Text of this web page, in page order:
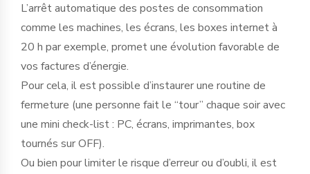
L’arrêt automatique des postes de consommation
comme les machines, les écrans, les boxes internet à
20 h par exemple, promet une évolution favorable de
vos factures d’énergie.
Pour cela, il est possible d’instaurer une routine de
fermeture (une personne fait le “tour” chaque soir avec
une mini check-list : PC, écrans, imprimantes, box
tournés sur OFF).
Ou bien pour limiter le risque d’erreur ou d’oubli, il est